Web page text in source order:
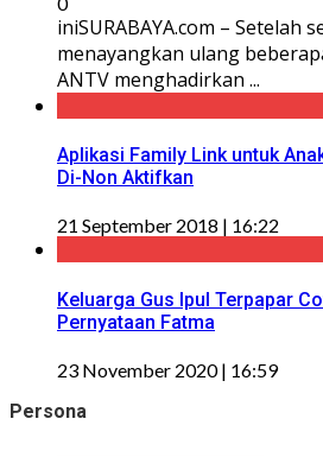
iniSURABAYA.com – Setelah
menayangkan ulang
ANTV menghadirkan ...
Aplikasi Family Link untuk
Di-Non Aktifkan
21 September 2018 | 16:22
Keluarga Gus Ipul Terpapar
Pernyataan Fatma
23 November 2020 | 16:59
Persona